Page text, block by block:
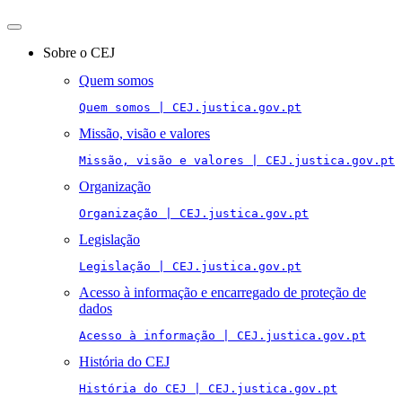
Toggle
navigationSobre o CEJ
Quem somos
Quem somos | CEJ.justica.gov.pt
Missão, visão e valores
Missão, visão e valores | CEJ.justica.gov.pt
Organização
Organização | CEJ.justica.gov.pt
Legislação
Legislação | CEJ.justica.gov.pt
Acesso à informação e encarregado de proteção de
dados
Acesso à informação | CEJ.justica.gov.pt
História do CEJ
História do CEJ | CEJ.justica.gov.pt